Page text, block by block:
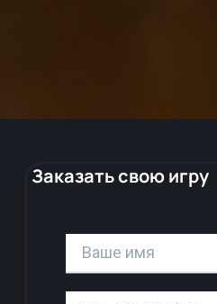
Заказать свою игру